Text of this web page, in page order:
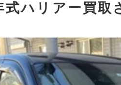
ハリアー買取